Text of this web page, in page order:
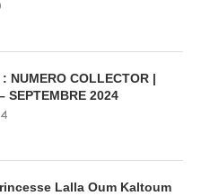
: NUMERO COLLECTOR |
SEPTEMBRE 2024
Lalla Oum Kaltoum